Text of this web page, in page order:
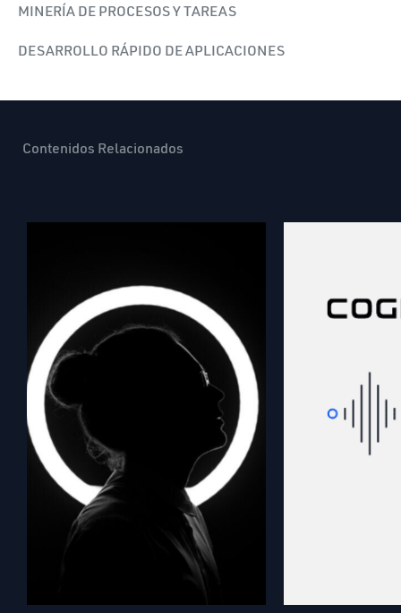
MINERÍA DE PROCESOS Y TAREAS
DESARROLLO RÁPIDO DE APLICACIONES
Contenidos Relacionados